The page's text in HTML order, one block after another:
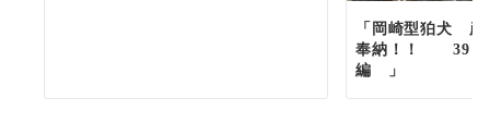
「岡崎型狛犬 彦
奉納！！ 39
編 」